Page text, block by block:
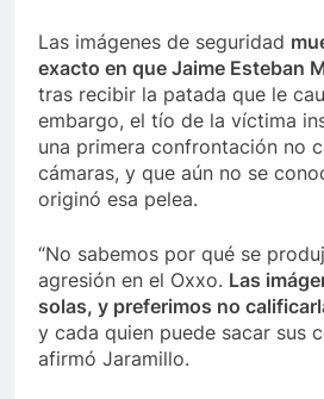
Las imágenes de seguridad
exacto en que Jaime Esteban
tras recibir la patada que le
embargo, el tío de la víctima
una primera confrontación no
cámaras, y que aún no se
originó esa pelea.
“No sabemos por qué se
agresión en el Oxxo. Las
solas, y preferimos no
y cada quien puede sacar sus
afirmó Jaramillo.